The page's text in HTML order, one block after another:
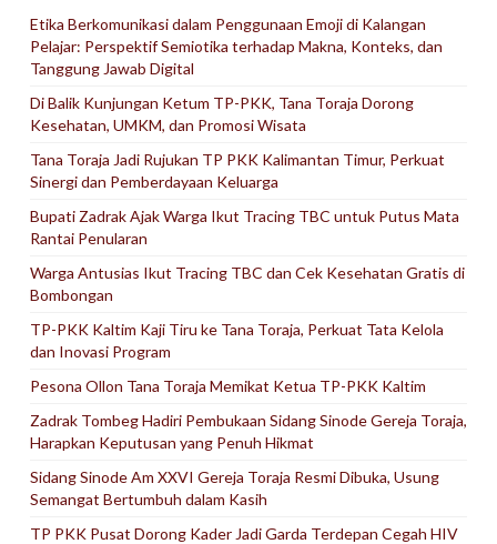
Etika Berkomunikasi dalam Penggunaan Emoji di Kalangan
Pelajar: Perspektif Semiotika terhadap Makna, Konteks, dan
Tanggung Jawab Digital
Di Balik Kunjungan Ketum TP-PKK, Tana Toraja Dorong
Kesehatan, UMKM, dan Promosi Wisata
Tana Toraja Jadi Rujukan TP PKK Kalimantan Timur, Perkuat
Sinergi dan Pemberdayaan Keluarga
Bupati Zadrak Ajak Warga Ikut Tracing TBC untuk Putus Mata
Rantai Penularan
Warga Antusias Ikut Tracing TBC dan Cek Kesehatan Gratis di
Bombongan
TP-PKK Kaltim Kaji Tiru ke Tana Toraja, Perkuat Tata Kelola
dan Inovasi Program
Pesona Ollon Tana Toraja Memikat Ketua TP-PKK Kaltim
Zadrak Tombeg Hadiri Pembukaan Sidang Sinode Gereja Toraja,
Harapkan Keputusan yang Penuh Hikmat
Sidang Sinode Am XXVI Gereja Toraja Resmi Dibuka, Usung
Semangat Bertumbuh dalam Kasih
TP PKK Pusat Dorong Kader Jadi Garda Terdepan Cegah HIV